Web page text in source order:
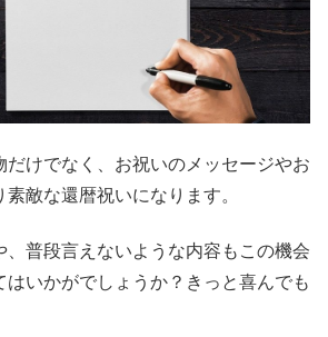
だけでなく、お祝いのメッセージやお
敵な還暦祝いになります。
、普段言えないような内容もこの機会
はいかがでしょうか？きっと喜んでも